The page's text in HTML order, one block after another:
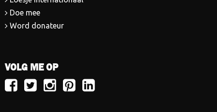
Doe mee
Word donateur
VOLG ME OP
VolgVolgVolgVolgVolg